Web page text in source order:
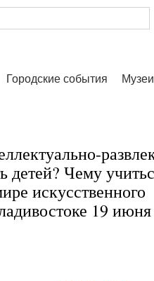
Городские события
детей? Чему
искусственного
19 июня